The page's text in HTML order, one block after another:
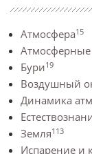
Атмосфера15
Бури19
Воздушный
Динамика
Земля113
Испарение и